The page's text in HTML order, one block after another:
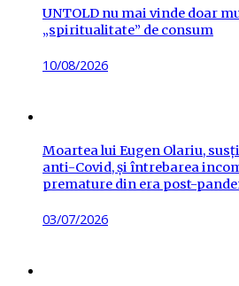
UNTOLD nu mai vinde doar
„spiritualitate” de consum
Posted
10/08/2026
Moartea lui Eugen Olariu,
anti-Covid, și întrebarea
premature din era post-
Posted
03/07/2026